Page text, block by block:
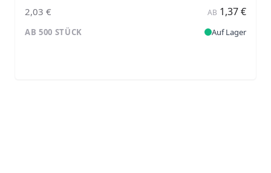
2,03 € AB 1,37 €
AB 500 STÜCK Auf Lager